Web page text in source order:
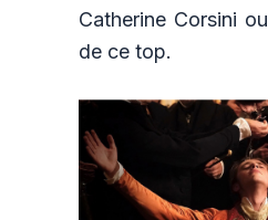
Catherine Corsini ou
de ce top.